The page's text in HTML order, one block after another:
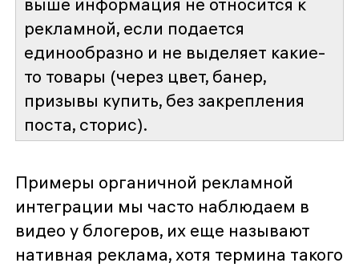
выше информация не относится к
рекламной, если подается
единообразно и не выделяет какие-
то товары (через цвет, банер,
призывы купить, без закрепления
поста, сторис).
Примеры органичной рекламной
интеграции мы часто наблюдаем в
видео у блогеров, их еще называют
нативная реклама, хотя термина такого